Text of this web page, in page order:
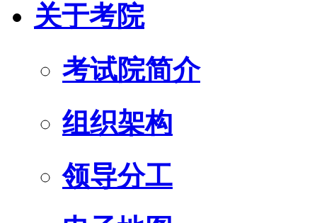
关于考院
考试院简介
组织架构
领导分工